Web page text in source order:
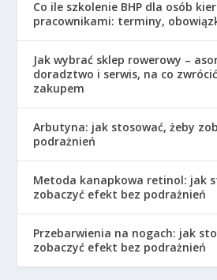
Co ile szkolenie BHP dla osób
pracownikami: terminy,
Jak wybrać sklep rowerowy –
doradztwo i serwis, na co
zakupem
Arbutyna: jak stosować, żeby
podrażnień
Metoda kanapkowa retinol: jak
zobaczyć efekt bez podrażnień
Przebarwienia na nogach: jak
zobaczyć efekt bez podrażnień